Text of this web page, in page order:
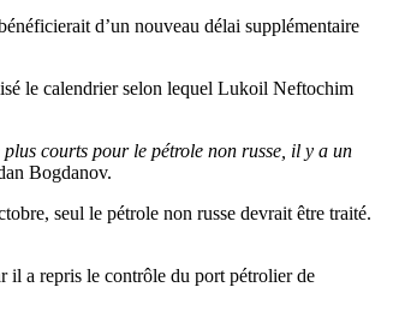
d’un nouveau délai supplémentaire
le calendrier selon lequel Lukoil Neftochim
courts pour le pétrole non russe, il y a un
Bogdanov.
seul le pétrole non russe devrait être traité.
il a repris le contrôle du port pétrolier de